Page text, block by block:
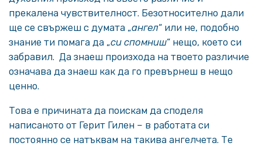
прекалена чувствителност. Безотносително дали
ще се свържеш с думата „ангел“ или не, подобно
знание ти помага да „си спомниш“ нещо, което си
забравил. Да знаеш произхода на твоето различие
означава да знаеш как да го превърнеш в нещо
ценно.
Това е причината да поискам да споделя
написаното от Герит Гилен – в работата си
постоянно се натъквам на такива ангелчета. Те